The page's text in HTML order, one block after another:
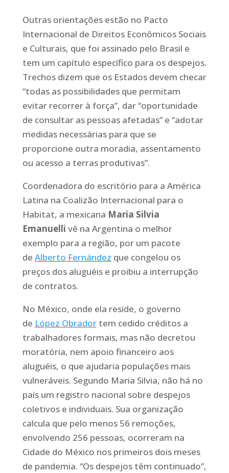
Outras orientações estão no Pacto
Internacional de Direitos Econômicos Sociais
e Culturais, que foi assinado pelo Brasil e
tem um capítulo específico para os despejos.
Trechos dizem que os Estados devem checar
“todas as possibilidades que permitam
evitar recorrer à força”, dar “oportunidade
de consultar as pessoas afetadas” e “adotar
medidas necessárias para que se
proporcione outra moradia, assentamento
ou acesso a terras produtivas”.
Coordenadora do escritório para a América
Latina na Coalizão Internacional para o
Habitat, a mexicana Maria Silvia
Emanuelli vê na Argentina o melhor
exemplo para a região, por um pacote
de Alberto Fernández que congelou os
preços dos aluguéis e proibiu a interrupção
de contratos.
No México, onde ela reside, o governo
de López Obradortem cedido créditos a
trabalhadores formais, mas não decretou
moratória, nem apoio financeiro aos
aluguéis, o que ajudaria populações mais
vulneráveis. Segundo Maria Silvia, não há no
país um registro nacional sobre despejos
coletivos e individuais. Sua organização
calcula que pelo menos 56 remoções,
envolvendo 256 pessoas, ocorreram na
Cidade do México nos primeiros dois meses
de pandemia. “Os despejos têm continuado”,